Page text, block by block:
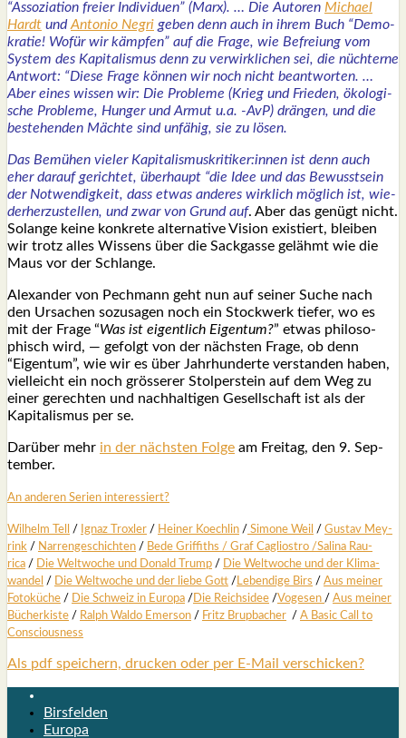
“Asso­zia­ti­on frei­er Indi­vi­du­en” (Marx). … Die Autoren Micha­el
Hardt undAnto­nio Negri geben denn auch in ihrem Buch “Demo­
kra­tie! Wofür wir kämp­fen” auf die Fra­ge, wie Befrei­ung vom
Sys­tem des Kapi­ta­lis­mus denn zu ver­wirk­li­chen sei, die nüch­ter­ne
Ant­wort: “Die­se Fra­ge kön­nen wir noch nicht beant­wor­ten. …
Aber eines wis­sen wir: Die Pro­ble­me (Krieg und Frie­den, öko­lo­gi­
sche Pro­ble­me, Hun­ger und Armut u.a. ‑AvP) drän­gen, und die
bestehen­den Mäch­te sind unfä­hig, sie zu lösen.
Das Bemü­hen vie­ler Kapitalismuskritiker:innen ist denn auch
eher dar­auf gerich­tet, über­haupt “die Idee und das Bewusst­sein
der Not­wen­dig­keit, dass etwas ande­res wirk­lich mög­lich ist, wie­
der­her­zu­stel­len, und zwar von Grund auf. Aber das genügt nicht.
Solan­ge kei­ne kon­kre­te alter­na­ti­ve Visi­on exis­tiert, blei­ben
wir trotz alles Wis­sens über die Sack­gas­se gelähmt wie die
Maus vor der Schlan­ge.
Alex­an­der von Pech­mann geht nun auf sei­ner Suche nach
den Ursa­chen sozu­sa­gen noch ein Stock­werk tie­fer, wo es
mit der Fra­ge “Was ist eigent­lich Eigen­tum?” etwas phi­lo­so­
phisch wird, — gefolgt von der nächs­ten Fra­ge, ob denn
“Eigen­tum”, wie wir es über Jahr­hun­der­te ver­stan­den haben,
viel­leicht ein noch grös­se­rer Stol­per­stein auf dem Weg zu
einer gerech­ten und nach­hal­ti­gen Gesell­schaft ist als der
Kapi­ta­lis­mus per se.
Dar­über mehr in der nächs­ten Fol­ge am Frei­tag, den 9. Sep­
tem­ber.
An ande­ren Seri­en inter­es­siert?
Wil­helm Tell / Ignaz Trox­ler / Hei­ner Koech­lin / Simo­ne Weil / Gus­tav Mey­
rink / Nar­ren­ge­schich­ten / Bede Grif­fiths / Graf Cagli­os­tro /Sali­na Rau­
rica / Die Welt­wo­che und Donald Trump / Die Welt­wo­che und der Kli­ma­
wan­del / Die Welt­wo­che und der lie­be Gott /Leben­di­ge Birs / Aus mei­ner
Foto­kü­che / Die Schweiz in Euro­pa /Die Reichs­idee /Voge­sen / Aus mei­ner
Bücher­kis­te / Ralph Wal­do Emer­son / Fritz Brup­ba­cher / A Basic Call to
Con­scious­ness
Als pdf speichern, drucken oder per E-Mail verschicken?
Birsfelden
Europa